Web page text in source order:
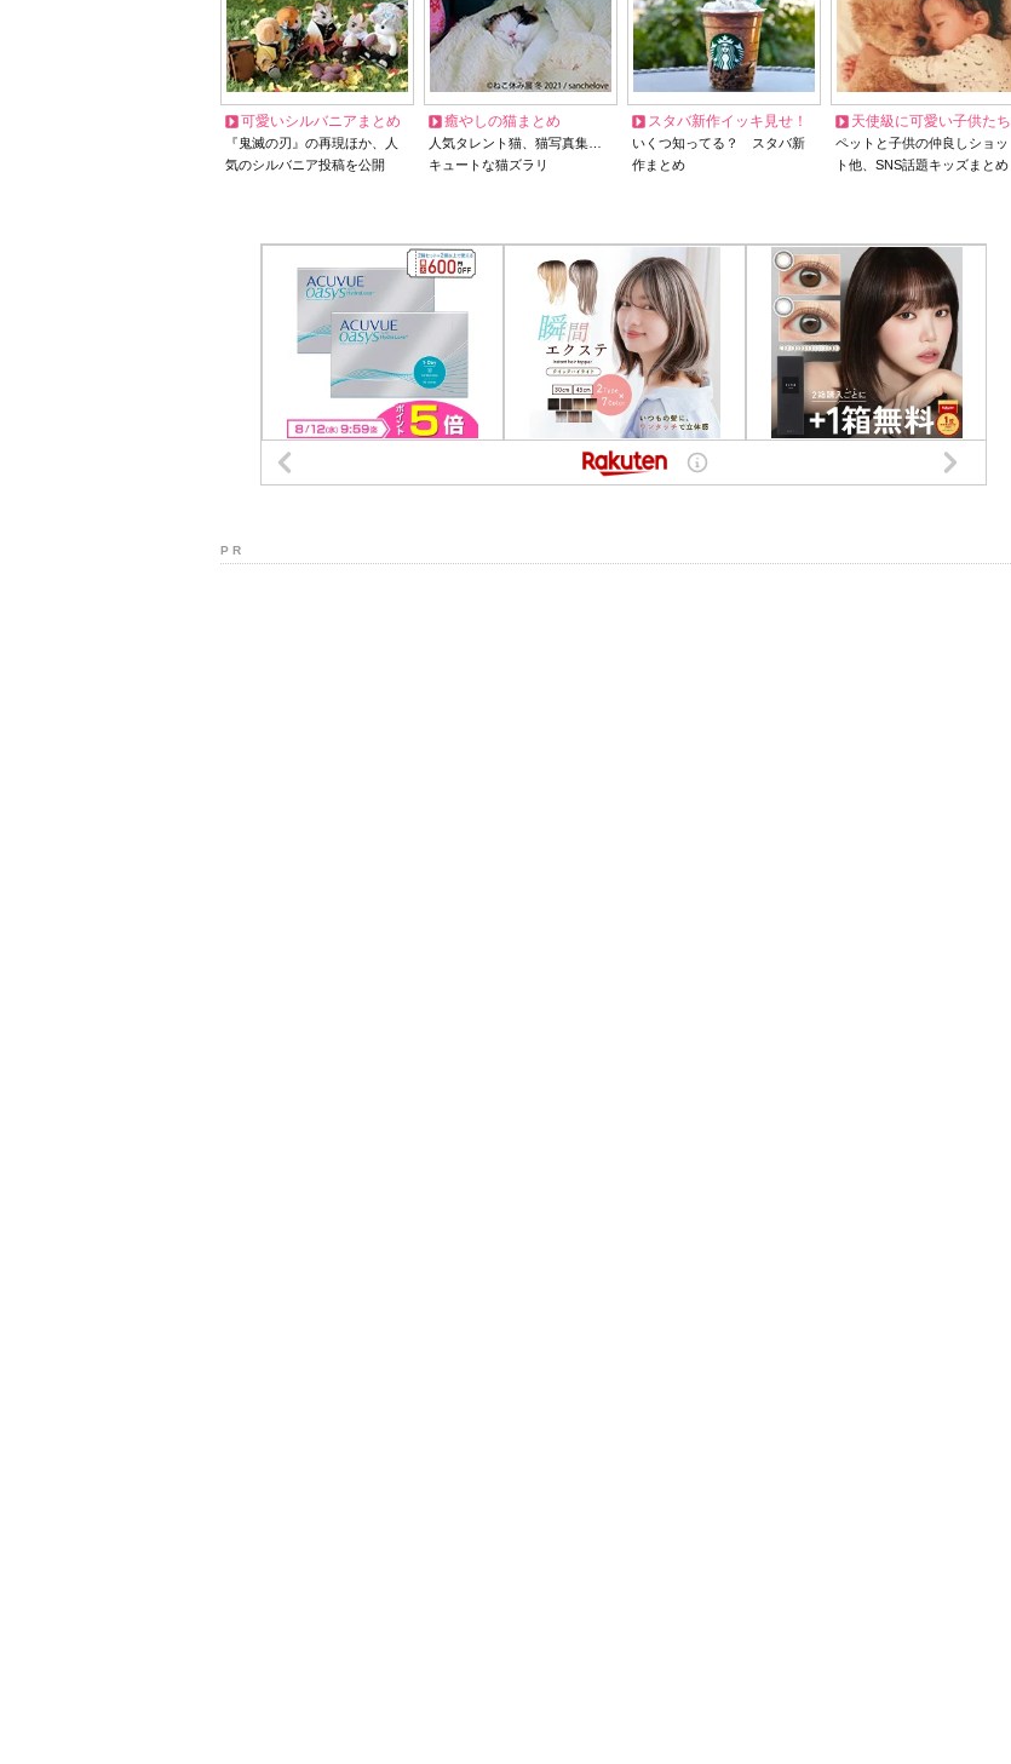
可愛いシルバニアまとめ
『鬼滅の刃』の再現ほか、人
気のシルバニア投稿を公開
癒やしの猫まとめ
人気タレント猫、猫写真集…
キュートな猫ズラリ
スタバ新作イッキ見せ！
いくつ知ってる？ スタバ新
作まとめ
天使級に可愛い子供たち
ペットと子供の仲良しショッ
ト他、SNS話題キッズまとめ
P R